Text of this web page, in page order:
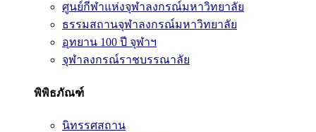
ศูนย์กีฬาแห่งจุฬาลงกรณ์มหาวิทยาลัย
ธรรมสถานจุฬาลงกรณ์มหาวิทยาลัย
อุทยาน 100 ปี จุฬาฯ
จุฬาลงกรณ์ราชบรรณาลัย
พิพิธภัณฑ์
นิทรรศสถาน